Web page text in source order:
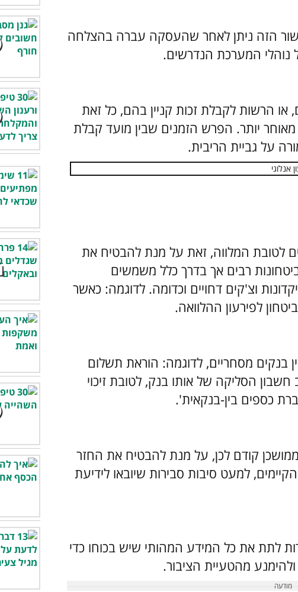
הזה ניתן לאחר שהעסקה עברה בהצלחה
נוהלי המערכת הנדרשים.
או הרשות לקבלת זכות קניין בהם, כל זאת
יותר. הפרש הזמנים שבין מועד קבלת
על גביית הריבית.​
לטובת המלווה, זאת על מנת להבטיח את
רבים אך בדרך כלל משמשים
וצ'קים דחויים וכדומה. לדוגמה: כאשר
לפירעון ההלוואה.​
בנקים מסחריים, לדוגמה: הוראת תשלום
הסליקה של אותו בנק, לטובת זיכוי
כספים בין-בנקאית'.​
קודם לכן, על מנת להבטיח את החזר
למעט סיבות סבירות שיובאו לידיעת
לתת את כל המידע המהותי שיש בכוחו כדי
מהטעיית הציבור.